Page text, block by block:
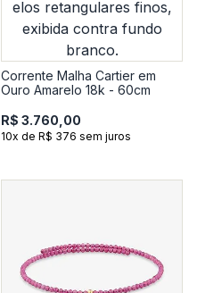
Corrente Malha Cartier em
Ouro Amarelo 18k - 60cm
R$ 3.760,00
10x de R$ 376 sem juros